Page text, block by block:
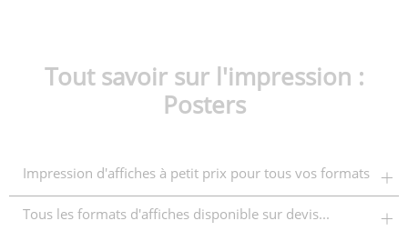
Tout savoir sur l'impression :
Posters
Impression d'affiches à petit prix pour tous vos formats
Tous les formats d'affiches disponible sur devis...